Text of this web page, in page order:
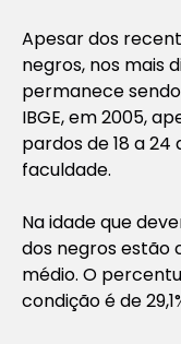
Apesar dos
negros, nos mais
permanece
IBGE, em 2005,
pardos de 18 a
faculdade.
Na idade que
dos negros estão
médio. O
condição é de